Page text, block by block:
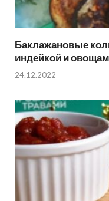
Баклажановые
индейкой и
24.12.2022